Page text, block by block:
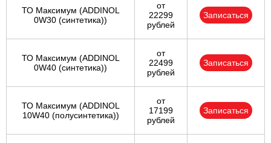
ТО Максимум (ADDINOL
0W30 (синтетика))
от
22299
рублей
Записаться
ТО Максимум (ADDINOL
0W40 (синтетика))
от
22499
рублей
Записаться
ТО Максимум (ADDINOL
10W40 (полусинтетика))
от
17199
рублей
Записаться